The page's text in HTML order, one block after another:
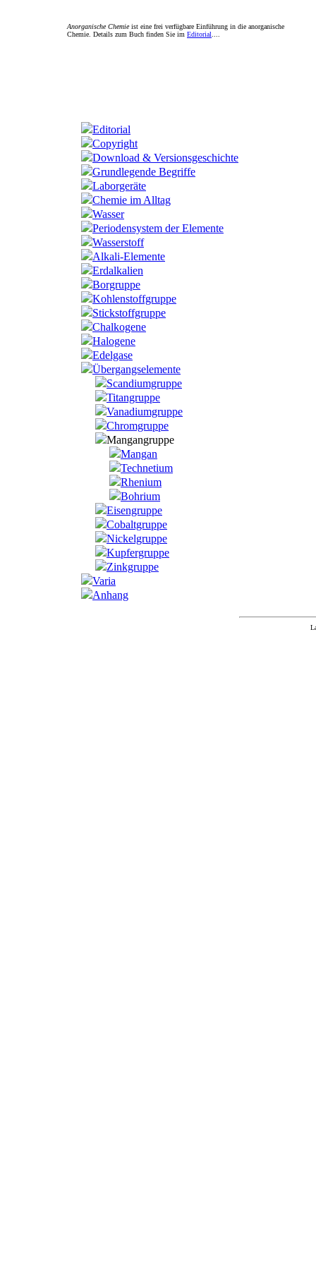
Anorganische Chemieist eine frei verfügbare Einführung in die anorganische
Chemie. Details zum Buch finden Sie im Editorial
Editorial
Copyright
Download & Versionsgeschichte
Grundlegende Begriffe
Laborgeräte
Chemie im Alltag
Wasser
Periodensystem der Elemente
Wasserstoff
Alkali-Elemente
Erdalkalien
Borgruppe
Kohlenstoffgruppe
Stickstoffgruppe
Chalkogene
Halogene
Edelgase
Übergangselemente
Scandiumgruppe
Titangruppe
Vanadiumgruppe
Chromgruppe
Mangangruppe
Mangan
Technetium
Rhenium
Bohrium
Eisengruppe
Cobaltgruppe
Nickelgruppe
Kupfergruppe
Zinkgruppe
Varia
Anhang